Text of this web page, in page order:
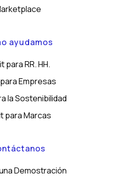
ayudamos
para RR. HH.
Empresas
la Sostenibilidad
para Marcas
Demostración